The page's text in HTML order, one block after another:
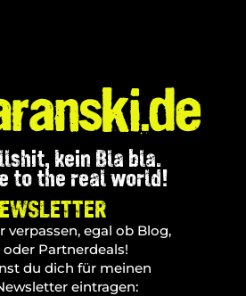
kein Bla bla.
to the real world!
verpassen, egal ob Blog,
oder Partnerdeals!
du dich für meinen
eintragen: